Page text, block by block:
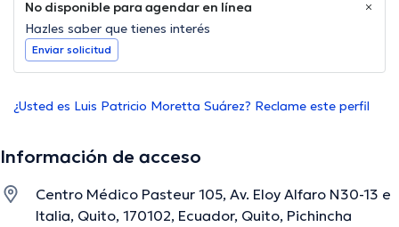
No disponible para agendar en línea
Hazles saber que tienes interés
Enviar solicitud
¿Usted es Luis Patricio Moretta Suárez? Reclame este perfil
Información de acceso
Centro Médico Pasteur 105, Av. Eloy Alfaro N30-13 e
Italia, Quito, 170102, Ecuador, Quito, Pichincha